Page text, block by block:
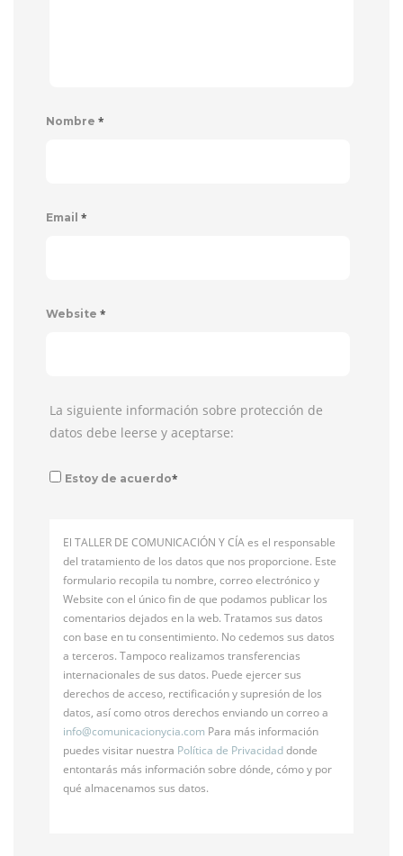
Nombre *
Email *
Website *
La siguiente información sobre protección de
datos debe leerse y aceptarse:
Estoy de acuerdo*
El TALLER DE COMUNICACIÓN Y CÍA es el responsable
del tratamiento de los datos que nos proporcione. Este
formulario recopila tu nombre, correo electrónico y
Website con el único fin de que podamos publicar los
comentarios dejados en la web. Tratamos sus datos
con base en tu consentimiento. No cedemos sus datos
a terceros. Tampoco realizamos transferencias
internacionales de sus datos. Puede ejercer sus
derechos de acceso, rectificación y supresión de los
datos, así como otros derechos enviando un correo a
info@comunicacionycia.com Para más información
puedes visitar nuestra Política de Privacidaddonde
entontarás más información sobre dónde, cómo y por
qué almacenamos sus datos.